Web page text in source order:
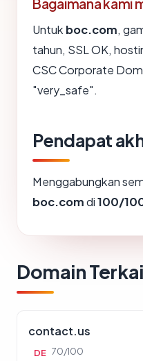
Bagaimana kami
Untuk boc.com,
tahun, SSL OK,
CSC Corporate
"very_safe".
Pendapat
Menggabungkan
boc.comdi100/
Domain
contact.us
DE 70/100